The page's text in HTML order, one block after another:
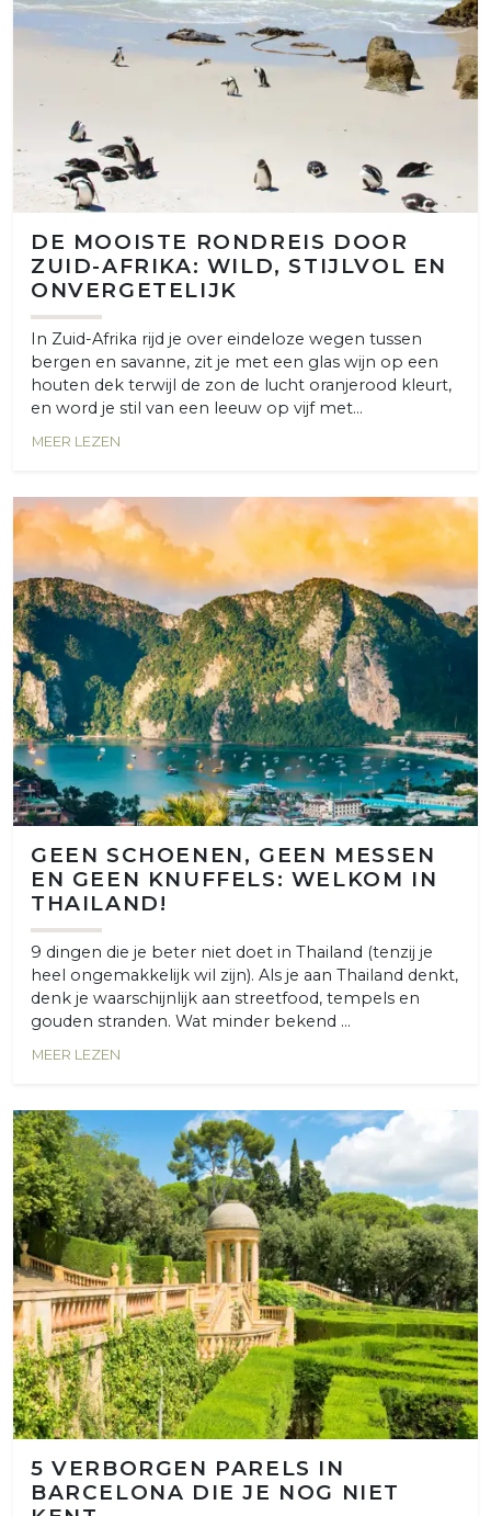
DE MOOISTE RONDREIS DOOR
ZUID-AFRIKA: WILD, STIJLVOL EN
ONVERGETELIJK
In Zuid-Afrika rijd je over eindeloze wegen tussen
bergen en savanne, zit je met een glas wijn op een
houten dek terwijl de zon de lucht oranjerood kleurt,
en word je stil van een leeuw op vijf met...
MEER LEZEN
GEEN SCHOENEN, GEEN MESSEN
EN GEEN KNUFFELS: WELKOM IN
THAILAND!
9 dingen die je beter niet doet in Thailand (tenzij je
heel ongemakkelijk wil zijn). Als je aan Thailand denkt,
denk je waarschijnlijk aan streetfood, tempels en
gouden stranden. Wat minder bekend ...
MEER LEZEN
5 VERBORGEN PARELS IN
BARCELONA DIE JE NOG NIET